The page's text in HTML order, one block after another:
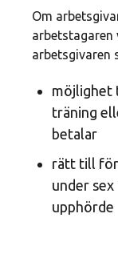
Om
arbetsgivaren
möjlighet
träning
betalar
rätt till
under
upphörde